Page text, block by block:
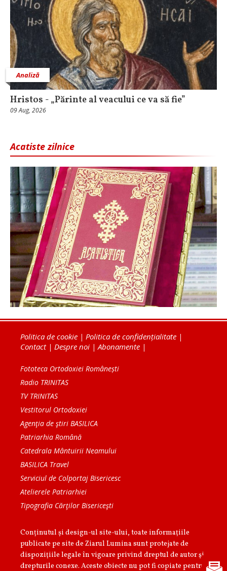
Analiză
Hristos - „Părinte al veacului ce va să fie”
09 Aug, 2026
Acatiste zilnice
Politica de cookie | Politica de confidențialitate |
Contact| Despre noi | Abonamente |
Fototeca Ortodoxiei Românești
Radio TRINITAS
TV TRINITAS
Vestitorul Ortodoxiei
Agenţia de ştiri BASILICA
Patriarhia Română
Catedrala Mântuirii Neamului
BASILICA Travel
Serviciul de Colportaj Bisericesc
Atelierele Patriarhiei
Tipografia Cărţilor Bisericeşti
Conținutul și design-ul site-ului, toate informaţiile
publicate pe site de Ziarul Lumina sunt protejate de
dispoziţiile legale în vigoare privind dreptul de autor şi
drepturile conexe. Aceste obiecte nu pot fi copiate pentru